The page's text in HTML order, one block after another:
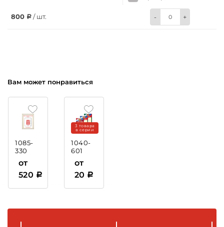
800 / шт. - +
Вам может понравиться
1085-
330
пластиковая
от
520
1040-
601
с
тиснением
3 товара
в серии
от
20